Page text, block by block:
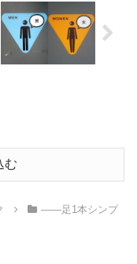
む
――足1本シンプ